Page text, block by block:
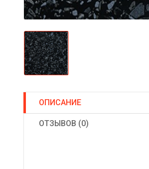
ОПИСАНИЕ
ОТЗЫВОВ (0)